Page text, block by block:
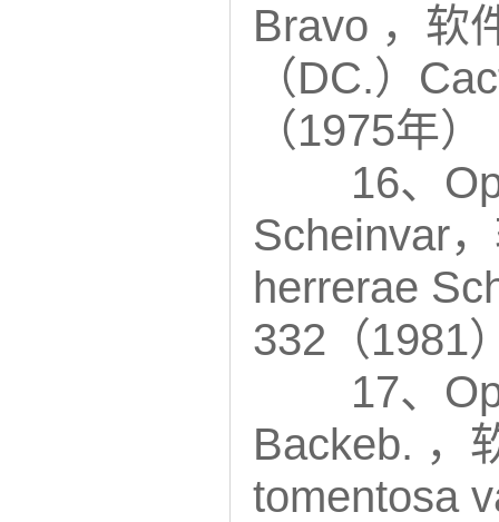
Bravo ，软
（DC.）
（1975年）
16、
Scheinvar
herrerae
332（1981
17、
Backeb. ，
tomentosa